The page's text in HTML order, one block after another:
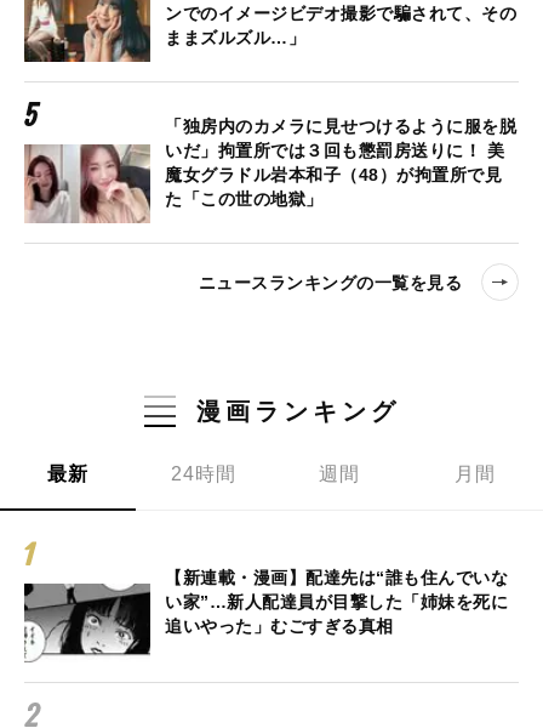
ンでのイメージビデオ撮影で騙されて、その
ままズルズル…」
「独房内のカメラに見せつけるように服を脱
いだ」拘置所では３回も懲罰房送りに！ 美
魔女グラドル岩本和子（48）が拘置所で見
た「この世の地獄」
ニュースランキングの一覧を見る
漫画ランキング
最新 24時間 週間 月間
【新連載・漫画】配達先は“誰も住んでいな
い家”…新人配達員が目撃した「姉妹を死に
追いやった」むごすぎる真相